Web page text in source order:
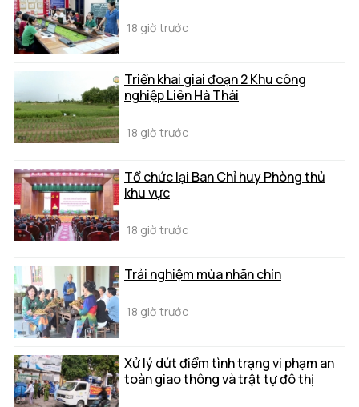
18 giờ trước
Triển khai giai đoạn 2 Khu công
nghiệp Liên Hà Thái
18 giờ trước
Tổ chức lại Ban Chỉ huy Phòng thủ
khu vực
18 giờ trước
Trải nghiệm mùa nhãn chín
18 giờ trước
Xử lý dứt điểm tình trạng vi phạm an
toàn giao thông và trật tự đô thị